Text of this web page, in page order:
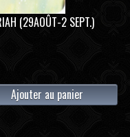
(29AOÛT-2 SEPT.)
Ajouter au panier